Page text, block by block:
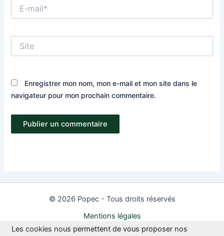
mail*
Enregistrer mon nom, mon e-mail et mon site dans le
navigateur pour mon prochain commentaire.
© 2026 Popec - Tous droits réservés
Mentions légales
Politique de confidentialité
Les cookies nous permettent de vous proposer nos